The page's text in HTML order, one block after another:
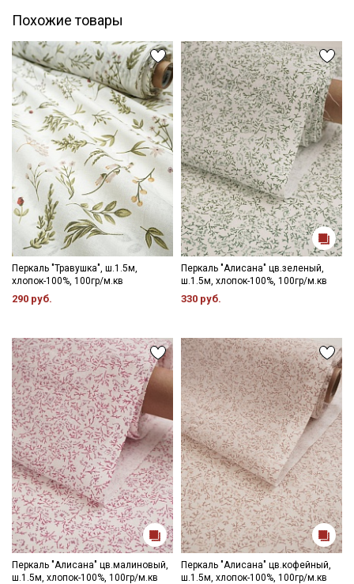
Похожие товары
Перкаль "Травушка", ш.1.5м,
хлопок-100%, 100гр/м.кв
290 руб.
Перкаль "Алисана" цв.зеленый,
ш.1.5м, хлопок-100%, 100гр/м.кв
330 руб.
Перкаль "Алисана" цв.малиновый,
ш.1.5м, хлопок-100%, 100гр/м.кв
Перкаль "Алисана" цв.кофейный,
ш.1.5м, хлопок-100%, 100гр/м.кв
Секретная рассылка от Купава
Мы публикуем здесь дополнительные
промокоды и скидки до 30% на узкие
категории тканей
Электронная почта
Подписаться
Ознакомлен(а) сПолитикой обработки персональных
данныхи даюСогласие на обработку персональных
данных